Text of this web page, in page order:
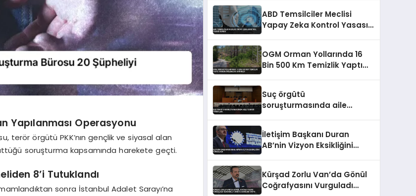
Yapılanması Operasyonu
terör örgütü PKK’nın gençlik ve siyasal alan
soruşturma kapsamında harekete geçti.
8’i Tutuklandı
sonra İstanbul Adalet Sarayı’na
ABD Temsilciler Meclisi
Yapay Zeka Kontrol Yasası
OGM Orman Yollarında 16
Bin 500 Km Temizlik Yaptı
Suç örgütü
soruşturmasında aile
İletişim Başkanı Duran
AB’nin Vizyon Eksikliğini
Kürşad Zorlu Van’da Gönül
Coğrafyasını Vurguladı